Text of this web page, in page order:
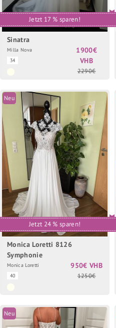
Jetzt 17 % sparen!
Sinatra
Milla Nova
34
1900€
VHB
2290€
Neu
Jetzt 24 % sparen!
Monica Loretti 8126
Symphonie
Monica Loretti
40
950€ VHB
1250€
Neu